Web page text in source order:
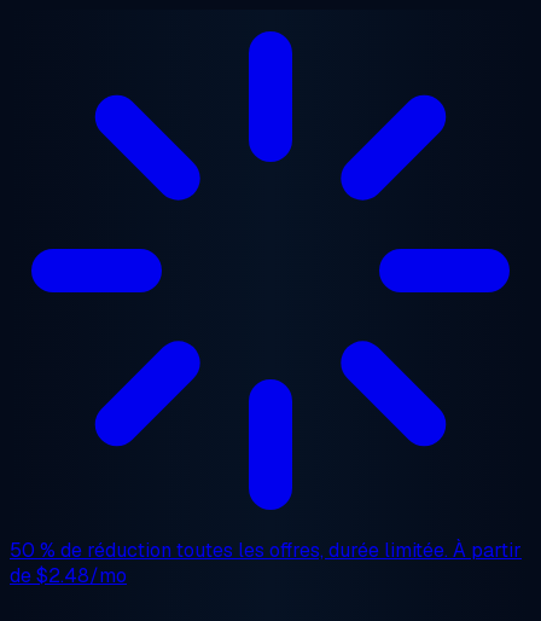
50 % de réduction toutes les offres, durée limitée. À partir
de$2.48/mo